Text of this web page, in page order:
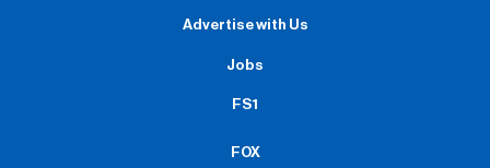
Advertise with Us
Jobs
FS1
FOX